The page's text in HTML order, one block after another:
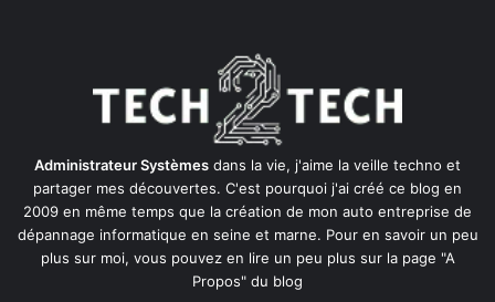
Administrateur Systèmes dans la vie, j'aime la veille techno et
partager mes découvertes. C'est pourquoi j'ai créé ce blog en
2009 en même temps que la création de mon auto entreprise de
dépannage informatique en seine et marne. Pour en savoir un peu
plus sur moi, vous pouvez en lire un peu plus sur la page "A
Propos" du blog